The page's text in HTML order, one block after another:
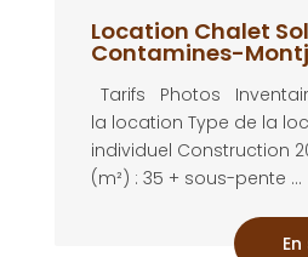
Location Chalet
Contamines-
Tarifs Photos
la location Type de la
individuel Construction
(m²) : 35 + sous-pente ...